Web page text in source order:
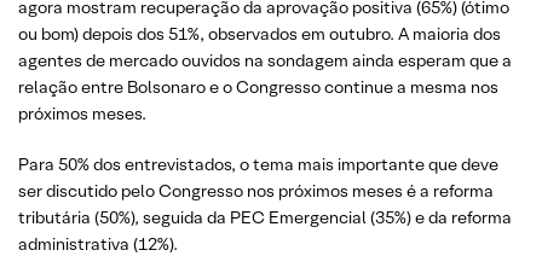
agora mostram recuperação da aprovação positiva (65%) (ótimo
ou bom) depois dos 51%, observados em outubro. A maioria dos
agentes de mercado ouvidos na sondagem ainda esperam que a
relação entre Bolsonaro e o Congresso continue a mesma nos
próximos meses.
Para 50% dos entrevistados, o tema mais importante que deve
ser discutido pelo Congresso nos próximos meses é a reforma
tributária (50%), seguida da PEC Emergencial (35%) e da reforma
administrativa (12%).